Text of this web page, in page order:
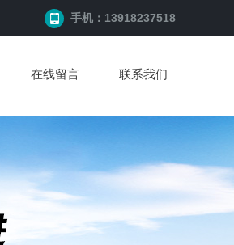
手机：13918237518
在线留言 联系我们